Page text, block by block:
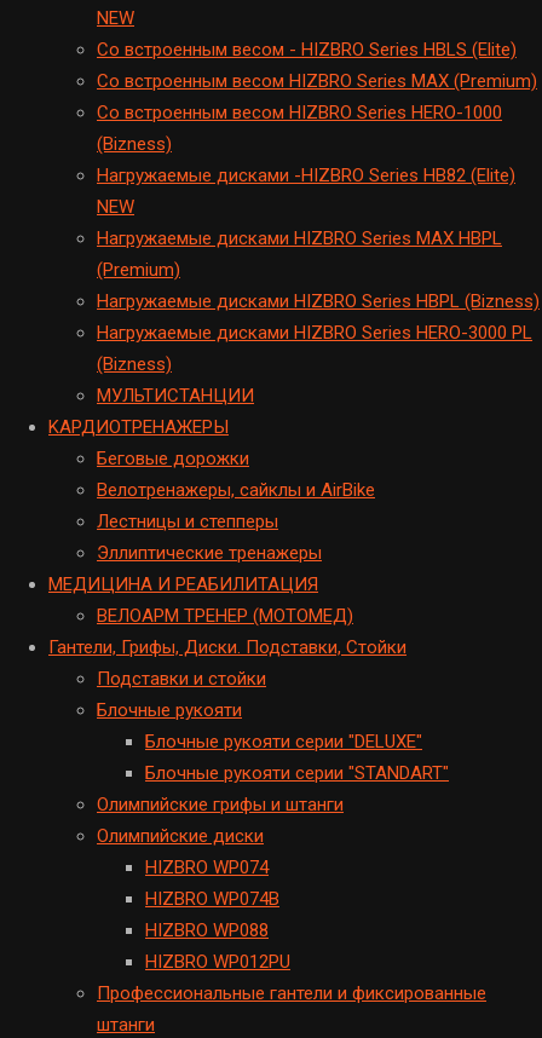
NEW
Cо встроенным весом - HIZBRO Series HBLS (Elite)
Со встроенным весом HIZBRO Series MAX (Premium)
Cо встроенным весом HIZBRO Series HERO-1000
(Bizness)
Hагружаемые дисками -HIZBRO Series HB82 (Elite)
NEW
Нагружаемые дисками HIZBRO Series MAX HBPL
(Premium)
Hагружаемые дисками HIZBRO Series HBPL (Bizness)
Hагружаемые дисками HIZBRO Series HERO-3000 PL
(Bizness)
МУЛЬТИСТАНЦИИ
KАРДИОТРЕНАЖЕРЫ
Беговые дорожки
Велотренажеры, сайклы и AirBike
Лестницы и степперы
Эллиптические тренажеры
МЕДИЦИНА И РЕАБИЛИТАЦИЯ
ВЕЛОАРМ ТРЕНЕР (МОТОМЕД)
Гантели, Грифы, Диски. Подставки, Стойки
Подставки и стойки
Блочные рукояти
Блочные рукояти серии "DELUXE"
Блочные рукояти серии "STANDART"
Олимпийские грифы и штанги
Олимпийские диски
HIZBRO WP074
HIZBRO WP074B
HIZBRO WP088
HIZBRO WP012PU
Профессиональные гантели и фиксированные
штанги